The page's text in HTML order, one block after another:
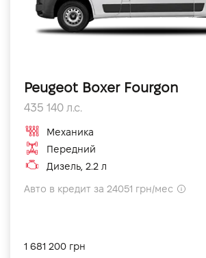
Peugeot Boxer Fourgon
435 140 л.с.
Механика
Передний
Дизель, 2.2 л
Авто в кредит за 24051 грн/мес
1 681 200 грн